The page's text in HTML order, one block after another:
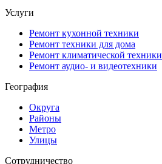
Услуги
Ремонт кухонной техники
Ремонт техники для дома
Ремонт климатической техники
Ремонт аудио- и видеотехники
География
Округа
Районы
Метро
Улицы
Сотрудничество